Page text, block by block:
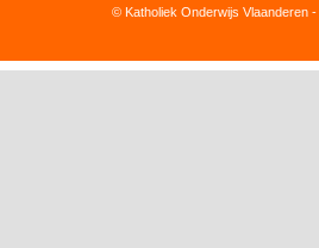
© Katholiek Onderwijs Vlaanderen